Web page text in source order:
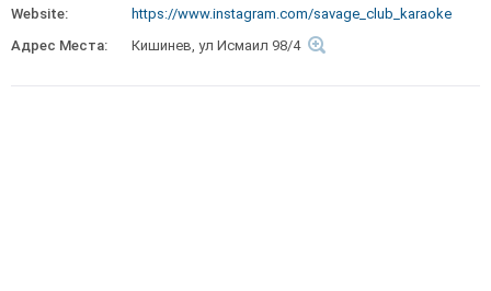
Website:
https://www.instagram.com/savage_club_karaoke
Адрес Места:
Кишинев, ул Исмаил 98/4